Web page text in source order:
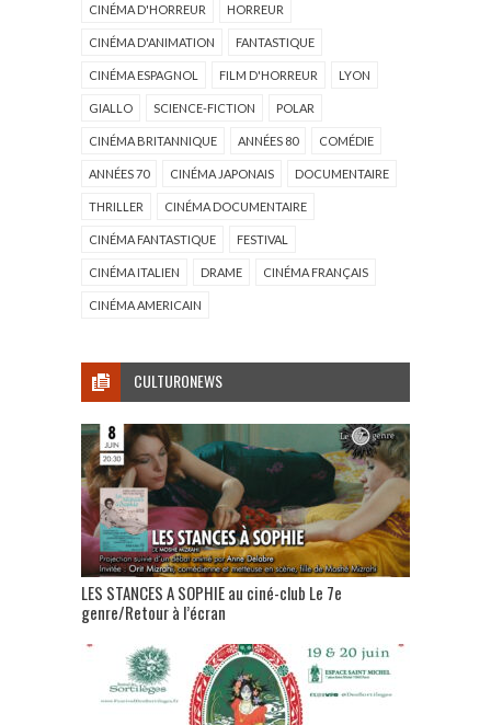
CINÉMA D'HORREUR HORREUR
CINÉMA D'ANIMATION FANTASTIQUE
CINÉMA ESPAGNOL FILM D'HORREUR LYON
GIALLO SCIENCE-FICTION POLAR
CINÉMA BRITANNIQUE ANNÉES 80 COMÉDIE
ANNÉES 70 CINÉMA JAPONAIS DOCUMENTAIRE
THRILLER CINÉMA DOCUMENTAIRE
CINÉMA FANTASTIQUE FESTIVAL
CINÉMA ITALIEN DRAME CINÉMA FRANÇAIS
CINÉMA AMERICAIN
CULTURONEWS
LES STANCES A SOPHIE au ciné-club Le 7e
genre/Retour à l’écran